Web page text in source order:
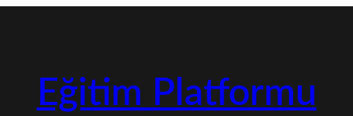
Eğitim Platformu